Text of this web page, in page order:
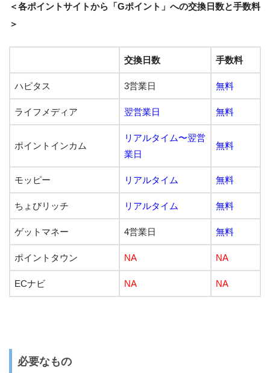
＜各ポイントサイトから「Gポイント」への交換日数と手数料
＞
交換日数 手数料
ハピタス 3営業日 無料
ライフメディア 翌営業日 無料
ポイントインカム
リアルタイム〜翌営
業日
無料
モッピー リアルタイム 無料
ちょびリッチ リアルタイム 無料
ゲットマネー 4営業日 無料
ポイントタウン NA NA
ECナビ NA NA
必要なもの